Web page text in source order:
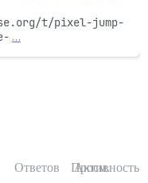
t/pixel-jump-
…
Ответов Просм.
Активность